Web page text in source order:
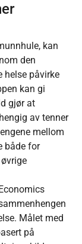
kan
den
helse påvirke
kan gi
gjør at
av tenner
mellom
både for
Målet med
på